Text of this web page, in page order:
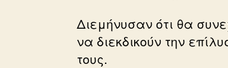
Διεμήνυσαν ότι θα
να διεκδικούν την
τους.